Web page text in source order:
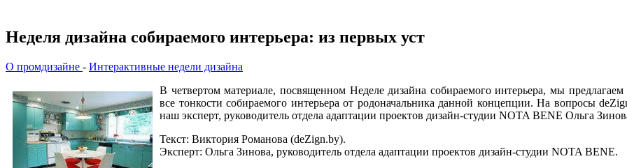
Неделя дизайна собираемого интерьера: из первых уст
О промдизайне - Интерактивные недели дизайна
В четвертом материале, посвященном Неделе дизайна собираемого интерьера, мы предлагаем
все тонкости собираемого интерьера от родоначальника данной концепции. На вопросы
наш эксперт, руководитель отдела адаптации проектов дизайн-студии NOTA BENE Ольга
Текст: Виктория Романова (deZign.by).
Эксперт: Ольга Зинова, руководитель отдела адаптации проектов дизайн-студии NOTA BENE.